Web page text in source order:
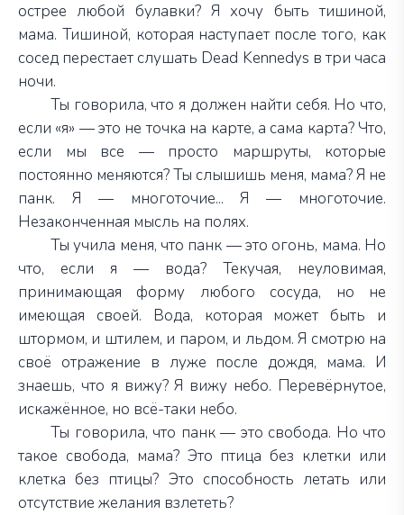
острее любой булавки? Я хочу быть тишиной,
мама. Тишиной, которая наступает после того, как
сосед перестает слушать Dead Kennedys в три часа
ночи.
Ты говорила, что я должен найти себя. Но что,
если «я» — это не точка на карте, а сама карта? Что,
если мы все — просто маршруты, которые
постоянно меняются? Ты слышишь меня, мама? Я не
панк. Я —многоточие... Я — многоточие.
Незаконченная мысль на полях.
Ты учила меня, что панк — это огонь, мама. Но
что, если я — вода? Текучая, неуловимая,
принимающая форму любого сосуда, но не
имеющая своей. Вода, которая может быть и
штормом, и штилем, и паром, и льдом. Я смотрю на
своё отражение в луже после дождя, мама. И
знаешь, что я вижу? Я вижу небо. Перевёрнутое,
искажённое, но всё-таки небо.
Ты говорила, что панк — это свобода. Но что
такое свобода, мама? Это птица без клетки или
клетка без птицы? Это способность летать или
отсутствие желания взлететь?